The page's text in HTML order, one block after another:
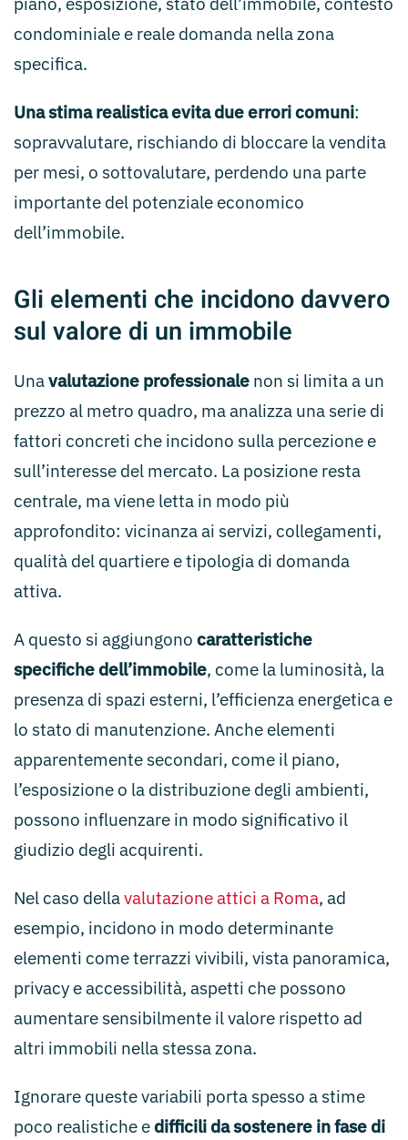
condominiale e reale domanda nella zona
specifica.
Una stima realistica evita due errori comuni:
sopravvalutare, rischiando di bloccare la vendita
per mesi, o sottovalutare, perdendo una parte
importante del potenziale economico
dell’immobile.
Gli elementi che incidono davvero
sul valore di un immobile
Unavalutazione professionale non si limita a un
prezzo al metro quadro, ma analizza una serie di
fattori concreti che incidono sulla percezione e
sull’interesse del mercato. La posizione resta
centrale, ma viene letta in modo più
approfondito: vicinanza ai servizi, collegamenti,
qualità del quartiere e tipologia di domanda
attiva.
A questo si aggiungono caratteristiche
specifiche dell’immobile, come la luminosità, la
presenza di spazi esterni, l’efficienza energetica e
lo stato di manutenzione. Anche elementi
apparentemente secondari, come il piano,
l’esposizione o la distribuzione degli ambienti,
possono influenzare in modo significativo il
giudizio degli acquirenti.
Nel caso dellavalutazione attici a Roma, ad
esempio, incidono in modo determinante
elementi come terrazzi vivibili, vista panoramica,
privacy e accessibilità, aspetti che possono
aumentare sensibilmente il valore rispetto ad
altri immobili nella stessa zona.
Ignorare queste variabili porta spesso a stime
poco realistiche e difficili da sostenere in fase di